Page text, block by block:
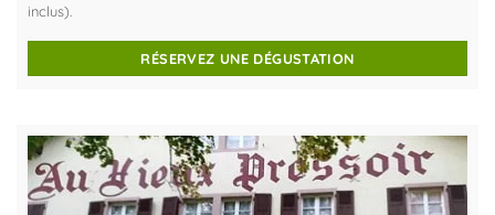
inclus).
RÉSERVEZ UNE DÉGUSTATION